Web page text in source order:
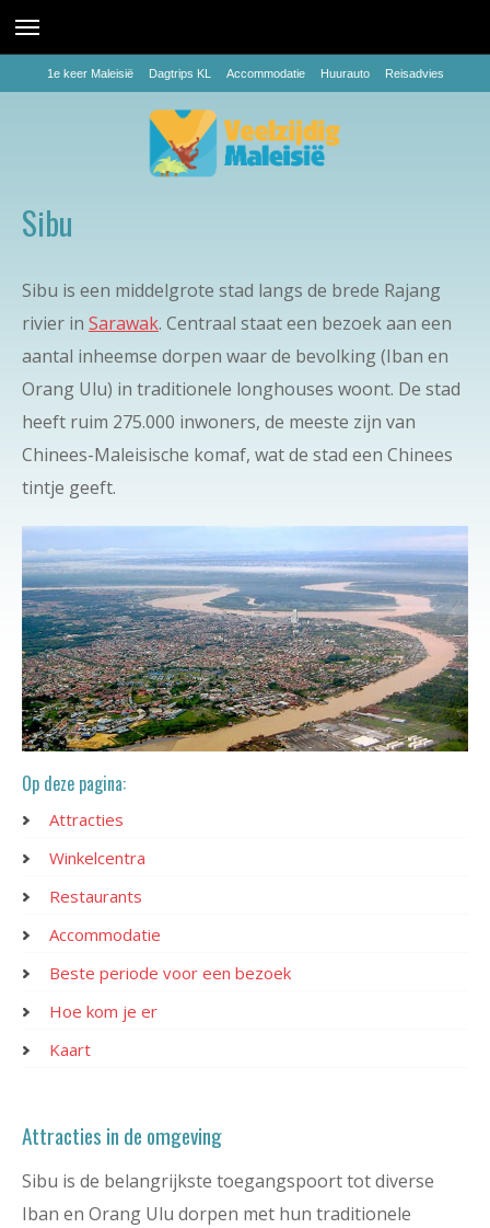
1e keer Maleisië Dagtrips KL Accommodatie Huurauto Reisadvies
Sibu
Sibu is een middelgrote stad langs de brede Rajang
rivier in Sarawak. Centraal staat een bezoek aan een
aantal inheemse dorpen waar de bevolking (Iban en
Orang Ulu) in traditionele longhouses woont. De stad
heeft ruim 275.000 inwoners, de meeste zijn van
Chinees-Maleisische komaf, wat de stad een Chinees
tintje geeft.
Op deze pagina:
Attracties
Winkelcentra
Restaurants
Accommodatie
Beste periode voor een bezoek
Hoe kom je er
Kaart
Attracties in de omgeving
Sibu is de belangrijkste toegangspoort tot diverse
Iban en Orang Ulu dorpen met hun traditionele